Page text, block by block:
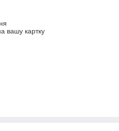
вашу картку